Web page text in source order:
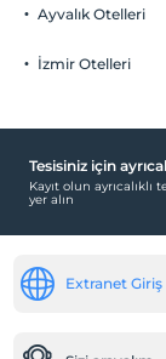
Ayvalık Otelleri
İzmir Otelleri
Tesisiniz için
Kayıt olun ayrıcalıklı
yer alın
Extranet Giriş